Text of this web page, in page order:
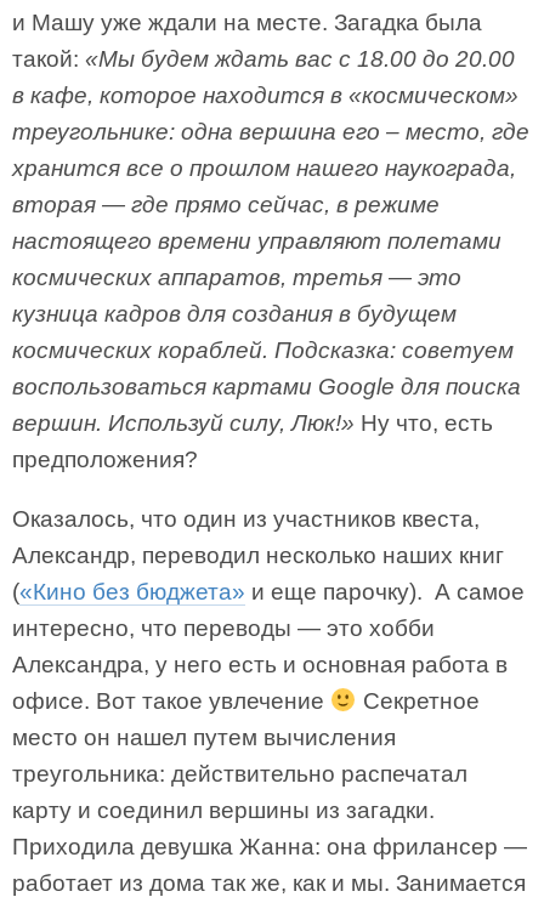
и Машу уже ждали на месте. Загадка была
такой: «Мы будем ждать вас с 18.00 до 20.00
в кафе, которое находится в «космическом»
треугольнике: одна вершина его – место, где
хранится все о прошлом нашего наукограда,
вторая — где прямо сейчас, в режиме
настоящего времени управляют полетами
космических аппаратов, третья — это
кузница кадров для создания в будущем
космических кораблей. Подсказка: советуем
воспользоваться картами Google для поиска
вершин. Используй силу, Люк!» Ну что, есть
предположения?
Оказалось, что один из участников квеста,
Александр, переводил несколько наших книг
(«Кино без бюджета» и еще парочку). А самое
интересно, что переводы — это хобби
Александра, у него есть и основная работа в
офисе. Вот такое увлечение
Секретное
место он нашел путем вычисления
треугольника: действительно распечатал
карту и соединил вершины из загадки.
Приходила девушка Жанна: она фрилансер —
работает из дома так же, как и мы. Занимается